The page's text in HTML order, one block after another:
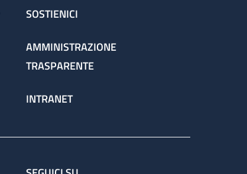
SOSTIENICI
AMMINISTRAZIONE
TRASPARENTE
INTRANET